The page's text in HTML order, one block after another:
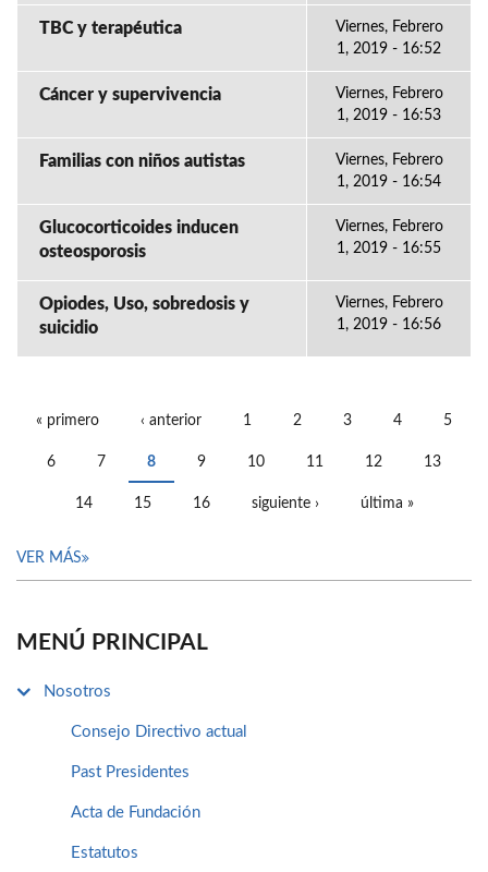
TBC y terapéutica
Viernes, Febrero
1, 2019 - 16:52
Cáncer y supervivencia
Viernes, Febrero
1, 2019 - 16:53
Familias con niños autistas
Viernes, Febrero
1, 2019 - 16:54
Glucocorticoides inducen
osteosporosis
Viernes, Febrero
1, 2019 - 16:55
Opiodes, Uso, sobredosis y
suicidio
Viernes, Febrero
1, 2019 - 16:56
« primero ‹ anterior 1 2 3 4 5
6 7 8 9 10 11 12 13
14 15 16 siguiente › última »
VER MÁS
MENÚ PRINCIPAL
Nosotros
Consejo Directivo actual
Past Presidentes
Acta de Fundación
Estatutos